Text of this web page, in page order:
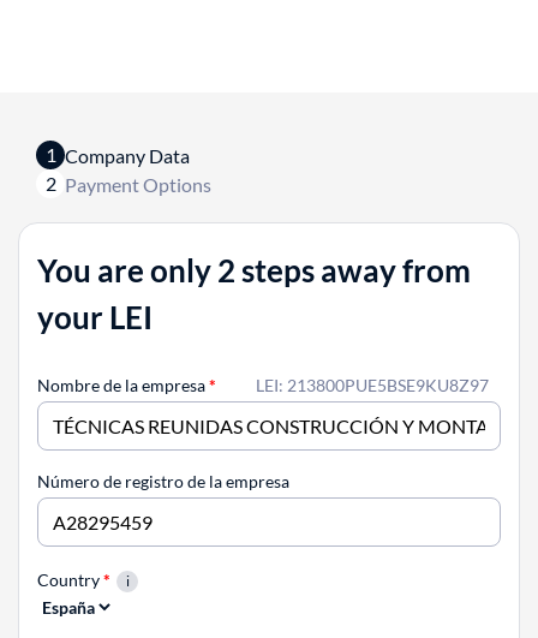
1 Company Data
2 Payment Options
You are only 2 steps away from
your LEI
LEI: 213800PUE5BSE9KU8Z97
Nombre de la empresa*
Número de registro de la empresa
Country*